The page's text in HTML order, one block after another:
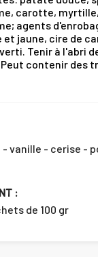
carotte,
agents
et jaune, cire de
Tenir à l'abri
contenir des
vanille - cerise -
:
de 100 gr